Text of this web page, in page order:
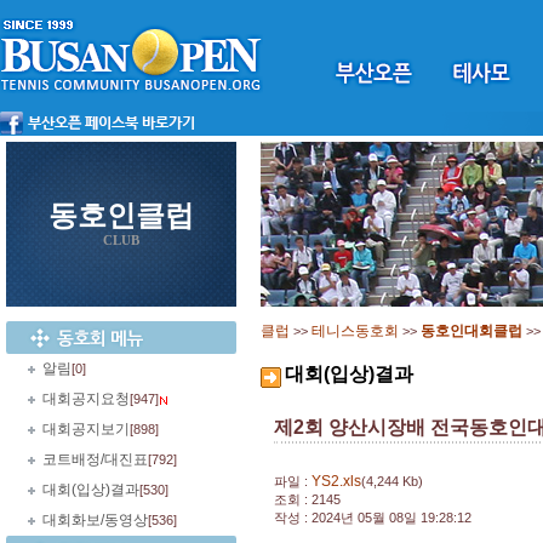
동호인클럽
CLUB
알림[0]
대회공지요청[947]
대회공지보기 [898]
코트배정/대진표[792]
대회(입상)결과[530]
대회화보/동영상[536]
클럽 >> 테니스동호회 >> 동호인대회클럽 >>
대회(입상)결과
제2회 양산시장배 전국동호인
파일 : YS2.xls(4,244 Kb)
조회 : 2145
작성 : 2024년 05월 08일 19:28:12